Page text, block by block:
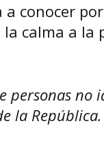
conocer
calma a
personas no
la República.